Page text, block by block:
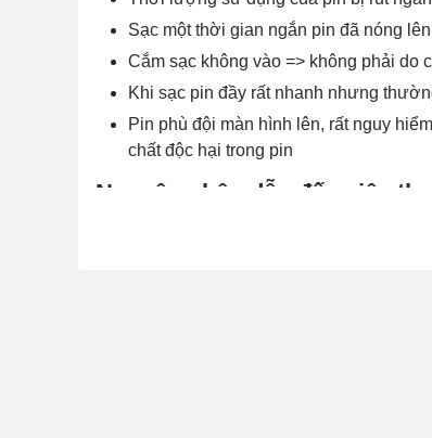
Sạc một thời gian ngắn pin đã nóng lên
Cắm sạc không vào => không phải do
Khi sạc pin đầy rất nhanh nhưng
Pin phù đội màn hình lên, rất nguy
chất độc hại trong pin
Nguyên nhân dẫn đến việc